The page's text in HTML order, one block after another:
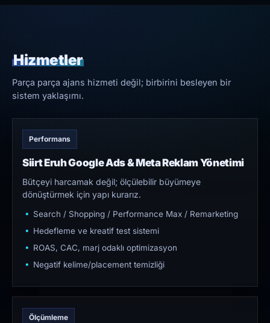
Hizmetler
Parça parça ajans hizmeti değil; birbirini besleyen bir
sistem yaklaşımı.
Performans
Siirt Eruh Google Ads & Meta Reklam Yönetimi
Bütçeyi harcamak değil; ölçülebilir büyümeye
dönüştürmek için yapı kurarız.
Search / Shopping / Performance Max / Remarketing
Hedefleme ve kreatif test sistemi
ROAS, CAC, marj odaklı optimizasyon
Negatif kelime/placement temizliği
Ölçümleme